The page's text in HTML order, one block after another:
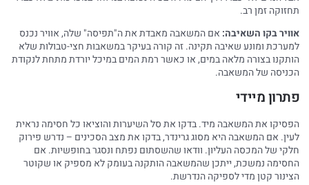
תחזוקה זמן רב.
אוויר בקו השאיבה: אם המשאבה מאבדת את ה"תפיסה" שלה, אוויר נכנס
למערכת ומונע שאיבה תקינה. זה קורה בעיקר במשאבות חצי-טבולות שלא
הותקנו בצורה מלאה במים, או כאשר רמת המים במיכל יורדת מתחת לנקודת
הכניסה של המשאבה.
פתרון מיידי
הפסיקו את המשאבה מיד. בדקו את סל השיערות והוציאו כל חסימה נראית
לעין. אם המשאבה היא מסוג גרינדר, בדקו את מצב הסכינים – נדרש פירוק
חלקי של המכסה העליון. וודאו שהשסתום נפתח ונסגר בחופשיות. אם
החסימה נמשכת, ייתכן שהמשאבה הותקנה בעומק לא מספיק או שקוטר
הצינור קטן מדי לספיקה הנדרשת.